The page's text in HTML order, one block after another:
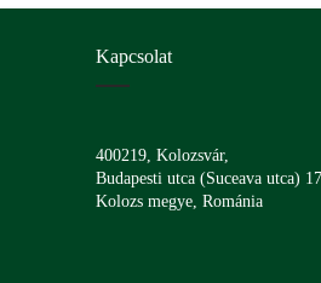
Kapcsolat
400219, Kolozsvár,
Budapesti utca (Suceava utca)
Kolozs megye, Románia